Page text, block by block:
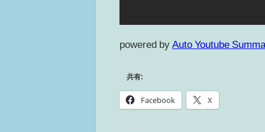
powered by Auto Youtube
共有:
Facebook X